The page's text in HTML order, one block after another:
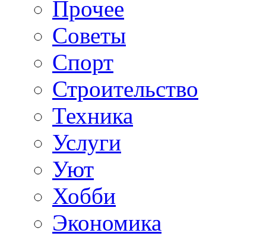
Прочее
Советы
Спорт
Строительство
Техника
Услуги
Уют
Хобби
Экономика